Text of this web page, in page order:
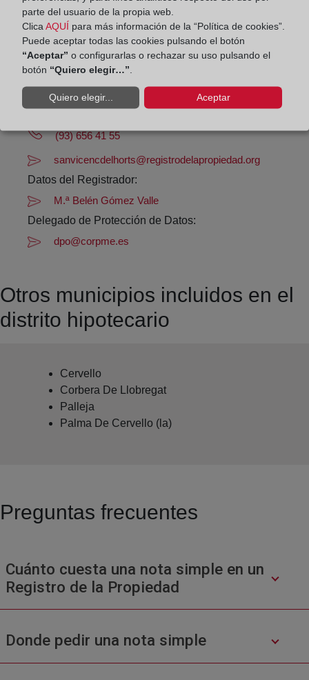
De lunes a viernes de 09:00 a 17:00 horas
Agosto: De lunes a viernes de 09:00 a 14:00 horas
Los días 24 y 31 de diciembre de 09:00 a 14:00
horas
(93) 656 41 55
sanvicencdelhorts@registrodelapropiedad.org
Datos del Registrador:
M.ª Belén Gómez Valle
Delegado de Protección de Datos:
dpo@corpme.es
Otros municipios incluidos en el
distrito hipotecario
Cervello
Corbera De Llobregat
Palleja
Palma De Cervello (la)
Preguntas frecuentes
Cuánto cuesta una nota simple en un
Registro de la Propiedad
Donde pedir una nota simple
parte del usuario de la propia web.
Clica AQUÍ para más información de la “Política de cookies”.
Puede aceptar todas las cookies pulsando el botón
“Aceptar” o configurarlas o rechazar su uso pulsando el
botón “Quiero elegir…”
Quiero elegir... Aceptar